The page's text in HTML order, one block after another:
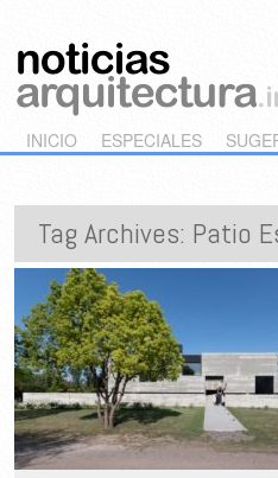
Main menu
Skip to primary content
Skip to secondary content
INICIO ESPECIALES
Tag Archives: Patio